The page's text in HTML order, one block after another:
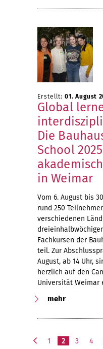
Erstellt: 01. August
Global
Die
School
in Weimar
Vom 6. August bis
rund 250
verschiedenen
Fachkursen der
teil. Zur
August, ab 14 Uhr,
herzlich auf den
Universität Weimar
mehr
1 2 3 4